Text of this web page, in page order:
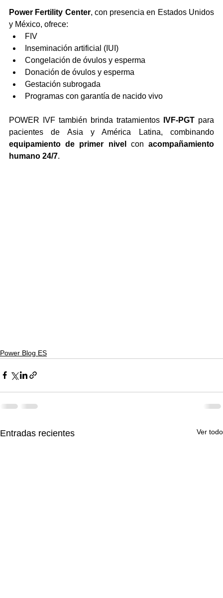
Power Fertility Center, con presencia en Estados Unidos
y México, ofrece:
FIV
Inseminación artificial (IUI)
Congelación de óvulos y esperma
Donación de óvulos y esperma
Gestación subrogada
Programas con garantía de nacido vivo
POWER IVF también brinda tratamientos IVF-PGT para
equipamiento de primer nivel
con acompañamiento
humano 24/7.
Power Blog ES
Entradas recientes Ver todo